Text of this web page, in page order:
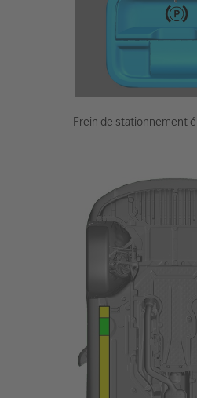
Frein de stationnement